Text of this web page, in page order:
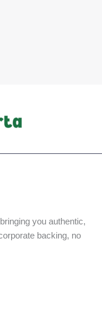
you authentic,
backing, no